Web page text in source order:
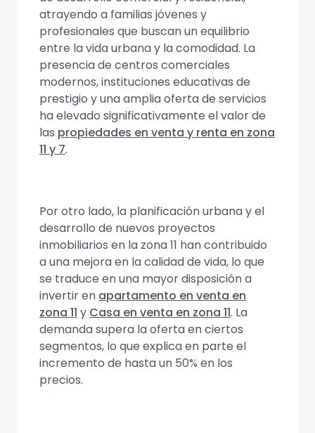
atrayendo a familias jóvenes y
profesionales que buscan un equilibrio
entre la vida urbana y la comodidad. La
presencia de centros comerciales
modernos, instituciones educativas de
prestigio y una amplia oferta de servicios
ha elevado significativamente el valor de
las propiedades en venta y renta en zona
11 y 7.
Por otro lado, la planificación urbana y el
desarrollo de nuevos proyectos
inmobiliarios en la zona 11 han contribuido
a una mejora en la calidad de vida, lo que
se traduce en una mayor disposición a
invertir en apartamento en venta en
zona 11 y Casa en venta en zona 11. La
demanda supera la oferta en ciertos
segmentos, lo que explica en parte el
incremento de hasta un 50% en los
precios.